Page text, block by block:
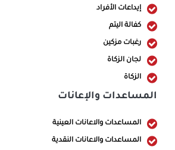
إيداعات الأفراد
كفالة اليتم
رغبات مزكين
لجان الزكاة
الزكاة
المساعدات والإعانات
المساعدات والاعانات العينية
المساعدات والاعانات النقدية